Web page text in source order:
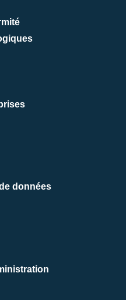
données